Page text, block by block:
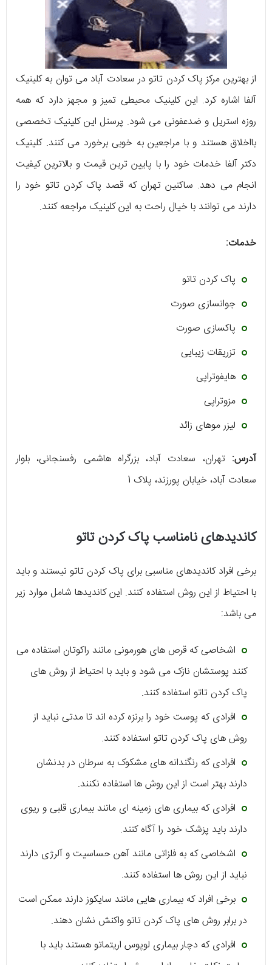
از بهترین مرکز پاک کردن تاتو در سعادت آباد می توان به کلینیک
آلفا اشاره کرد. این کلینیک محیطی تمیز و مجهز دارد که همه
روزه استریل و ضدعفونی می شود. پرسنل این کلینیک تخصصی
بااخلاق هستند و با مراجعین به خوبی برخورد می کنند. کلینیک
دکتر آلفا خدمات خود را با پایین ترین قیمت و بالاترین کیفیت
انجام می دهد. ساکنین تهران که قصد پاک کردن تاتو خود را
دارند می توانند با خیال راحت به این کلینیک مراجعه کنند.
خدمات:
پاک کردن تاتو
جوانسازی صورت
پاکسازی صورت
تزریقات زیبایی
هایفوتراپی
مزوتراپی
لیزر موهای زائد
آدرس: تهران، سعادت آباد، بزرگراه هاشمی رفسنجانی، بلوار
سعادت آباد، خیابان پورزند، پلاک 1
کاندیدهای نامناسب پاک کردن تاتو
برخی افراد کاندیدهای مناسبی برای پاک کردن تاتو نیستند و باید
با احتیاط از این روش استفاده کنند. این کاندیدها شامل موارد زیر
می باشد:
اشخاصی که قرص های هورمونی مانند راکوتان استفاده می
کنند پوستشان نازک می شود و باید با احتیاط از روش های
پاک کردن تاتو استفاده کنند.
افرادی که پوست خود را برنزه کرده اند تا مدتی نباید از
روش های پاک کردن تاتو استفاده کنند.
افرادی که رنگندانه های مشکوک به سرطان در بدنشان
دارند بهتر است از این روش ها استفاده نکنند.
افرادی که بیماری های زمینه ای مانند بیماری قلبی و ریوی
دارند باید پزشک خود را آگاه کنند.
اشخاصی که به فلزاتی مانند آهن حساسیت و آلرژی دارند
نباید از این روش ها استفاده کنند.
برخی افراد که بیماری هایی مانند سایکوز دارند ممکن است
در برابر روش های پاک کردن تاتو واکنش نشان دهند.
افرادی که دچار بیماری لوپوس اریتماتو هستند باید با